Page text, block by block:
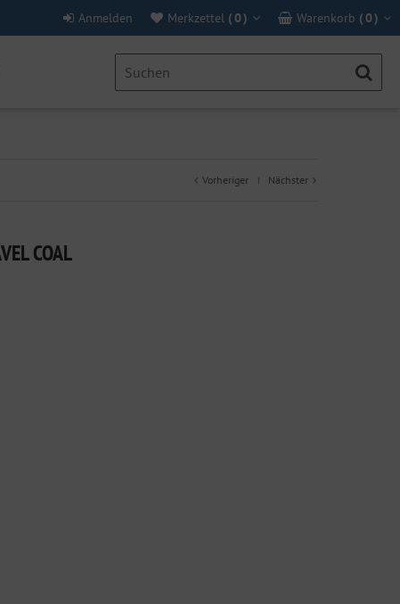
Warenkorb (0 )
Merkzettel (0 )
Anmelden
Vorheriger | Nächster
COAL